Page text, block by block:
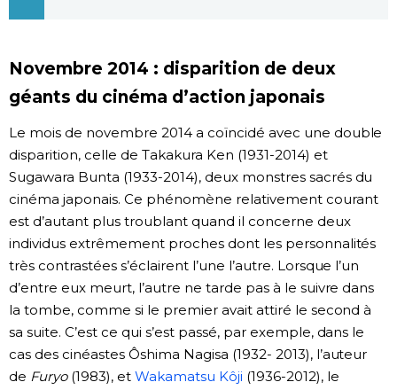
Le japonais
En plus
Séries
Personnages
Chroniques
Images
Vidéos
Novembre 2014 : disparition de deux
géants du cinéma d’action japonais
Le mois de novembre 2014 a coïncidé avec une double
disparition, celle de Takakura Ken (1931-2014) et
Sugawara Bunta (1933-2014), deux monstres sacrés du
cinéma japonais. Ce phénomène relativement courant
est d’autant plus troublant quand il concerne deux
individus extrêmement proches dont les personnalités
très contrastées s’éclairent l’une l’autre. Lorsque l’un
d’entre eux meurt, l’autre ne tarde pas à le suivre dans
la tombe, comme si le premier avait attiré le second à
sa suite. C’est ce qui s’est passé, par exemple, dans le
cas des cinéastes Ôshima Nagisa (1932- 2013), l’auteur
de Furyo(1983), et Wakamatsu Kôji (1936-2012), le